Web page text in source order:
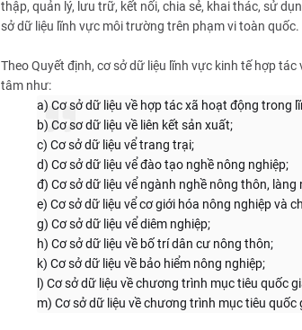
thập, quản lý, lưu trữ, kết nối, chia sẻ, khai thác, sử
sở dữ liệu lĩnh vực môi trường trên phạm vi toàn quốc.
Theo Quyết định, cơ sở dữ liệu lĩnh vực kinh tế hợp
tâm như:
a) Cơ sở dữ liệu về hợp tác xã hoạt động trong
b) Cơ sơ dữ liệu về liên kết sản xuất;
c) Cơ sở dữ liệu vể trang trại;
d) Cơ sở dữ liệu vể đào tạo nghề nông nghiệp;
đ) Cơ sở dữ liệu vể ngành nghề nông thôn, làng
e) Cơ sở dữ liệu vể cơ giới hóa nông nghiệp và
g) Cơ sở dữ liệu vể diêm nghiệp;
h) Cơ sở dữ liệu về bố trí dân cư nông thôn;
k) Cơ sở dữ liệu về bảo hiểm nông nghiệp;
l) Cơ sở dữ liệu về chương trình mục tiêu quốc
m) Cơ sở dữ liệu về chương trình mục tiêu quốc